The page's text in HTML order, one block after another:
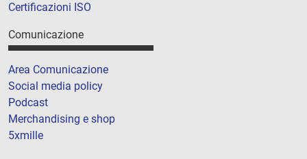
Certificazioni ISO
Comunicazione
Area Comunicazione
Social media policy
Podcast
Merchandising e shop
5xmille